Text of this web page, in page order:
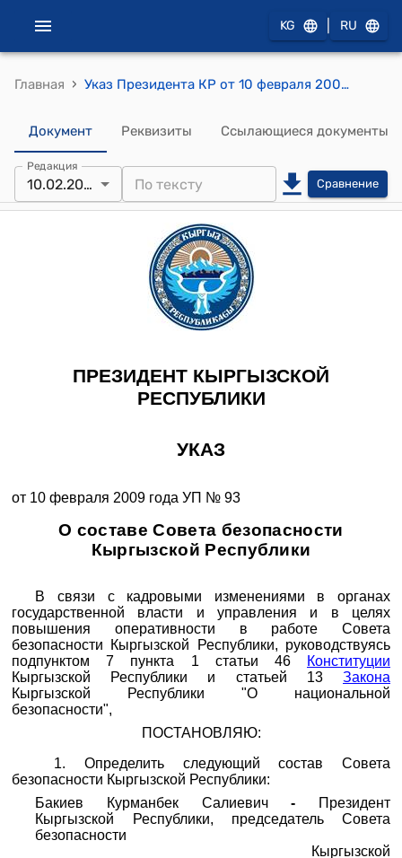
KG RU
Главная › Указ Президента КР от 10 февраля 2009 года УП № 93 "О составе Совета безопасности Кыргызской Республики"
Документ Реквизиты Ссылающиеся документы
Редакция
10.02.2009 Сравнение